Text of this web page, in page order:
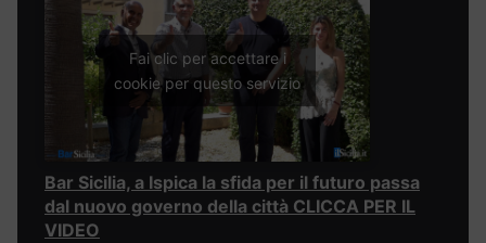
Fai clic per accettare i
cookie per questo servizio
Bar Sicilia, a Ispica la sfida per il futuro passa
dal nuovo governo della città CLICCA PER IL
VIDEO